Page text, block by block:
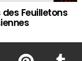
Feuilletons
pinterest